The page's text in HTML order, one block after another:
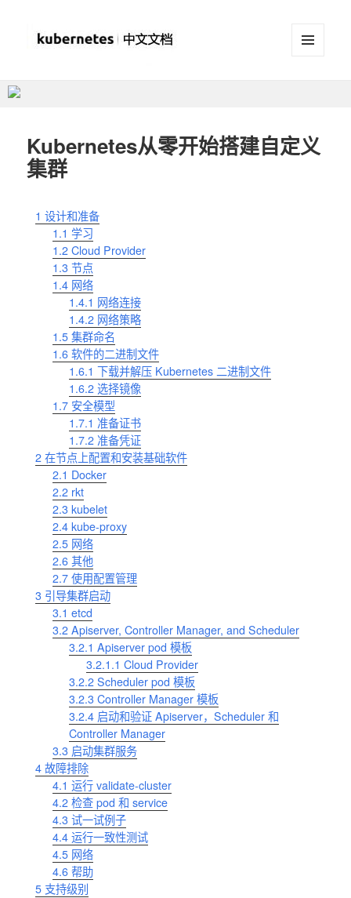
Kubernetes从零开始搭建自定义
集群
1 设计和准备
1.1 学习
1.2Cloud Provider
1.3 节点
1.4网络
1.4.1 网络连接
1.4.2 网络策略
1.5集群命名
1.6软件的二进制文件
1.6.1 下载并解压 Kubernetes 二进制文件
1.6.2 选择镜像
1.7安全模型
1.7.1 准备证书
1.7.2 准备凭证
2 在节点上配置和安装基础软件
2.1 Docker
2.2rkt
2.3 kubelet
2.4kube-proxy
2.5网络
2.6其他
2.7使用配置管理
3 引导集群启动
3.1 etcd
3.2Apiserver, Controller Manager, and Scheduler
3.2.1 Apiserver pod 模板
3.2.1.1 Cloud Provider
3.2.2 Scheduler pod 模板
3.2.3 Controller Manager 模板
3.2.4 启动和验证 Apiserver，Scheduler 和
Controller Manager
3.3 启动集群服务
4 故障排除
4.1 运行 validate-cluster
4.2检查 pod 和 service
4.3 试一试例子
4.4运行一致性测试
4.5网络
4.6帮助
5 支持级别